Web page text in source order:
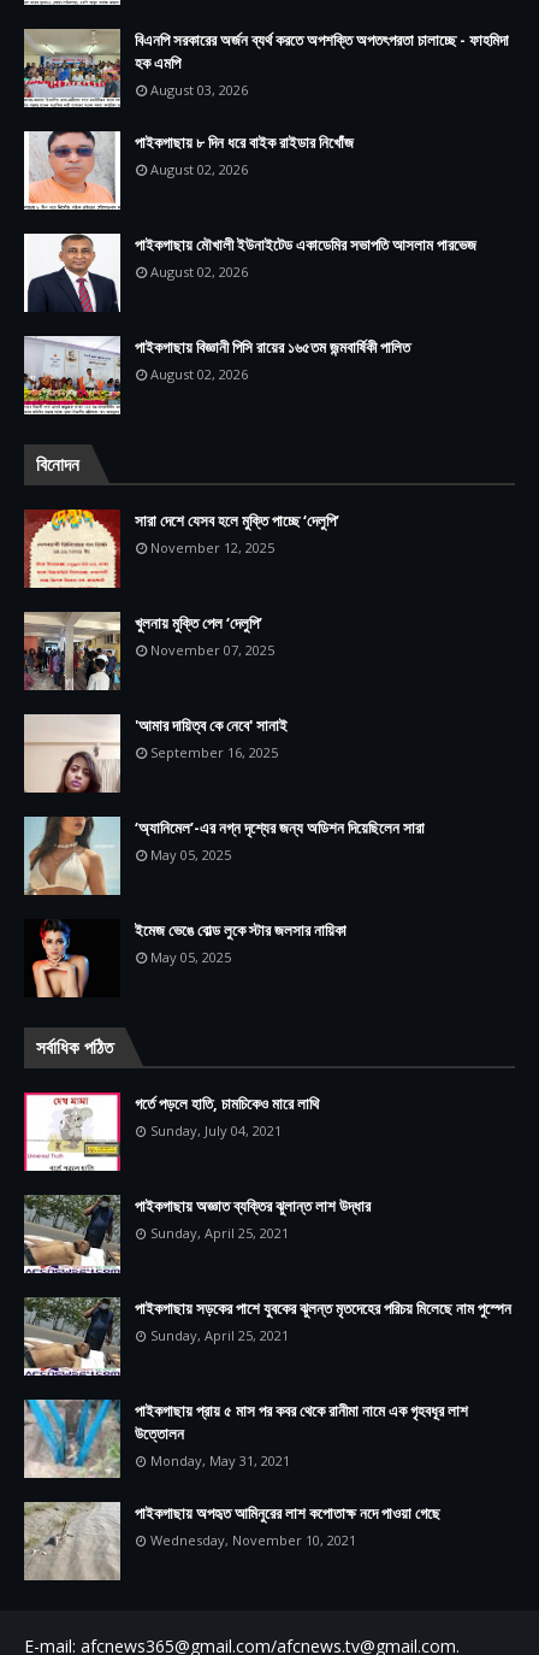
বিএনপি সরকারের অর্জন ব্যর্থ করতে অপশক্তি অপতৎপরতা চালাচ্ছে - ফাহমিদা
হক এমপি
August 03, 2026
পাইকগাছায় ৮ দিন ধরে বাইক রাইডার নিখোঁজ
August 02, 2026
পাইকগাছায় মৌখালী ইউনাইটেড একাডেমির সভাপতি আসলাম পারভেজ
August 02, 2026
পাইকগাছায় বিজ্ঞানী পিসি রায়ের ১৬৫তম জন্মবার্ষিকী পালিত
August 02, 2026
বিনোদন
সারা দেশে যেসব হলে মুক্তি পাচ্ছে ‘দেলুপি’
November 12, 2025
খুলনায় মুক্তি পেল ‘দেলুপি’
November 07, 2025
'আমার দায়িত্ব কে নেবে' সানাই
September 16, 2025
‘অ্যানিমেল’-এর নগ্ন দৃশ্যের জন্য অডিশন দিয়েছিলেন সারা
May 05, 2025
ইমেজ ভেঙে বোল্ড লুকে স্টার জলসার নায়িকা
May 05, 2025
সর্বাধিক পঠিত
গর্তে পড়লে হাতি, চামচিকেও মারে লাথি
Sunday, July 04, 2021
পাইকগাছায় অজ্ঞাত ব্যক্তির ঝুলান্ত লাশ উদ্ধার
Sunday, April 25, 2021
পাইকগাছায় সড়কের পাশে যুবকের ঝুলন্ত মৃতদেহের পরিচয় মিলেছে নাম পুস্পেন
Sunday, April 25, 2021
পাইকগাছায় প্রায় ৫ মাস পর কবর থেকে রানীমা নামে এক গৃহবধূর লাশ
উত্তোলন
Monday, May 31, 2021
পাইকগাছায় অপহৃত আমিনুরের লাশ কপোতাক্ষ নদে পাওয়া গেছে
Wednesday, November 10, 2021
E-mail: ‍afcnews365@gmail.com/afcnews.tv@gmail.com.